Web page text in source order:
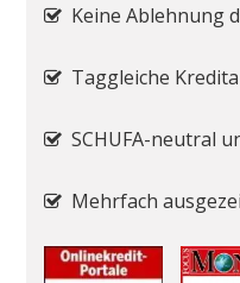
Keine Ablehnung
Taggleiche
SCHUFA-neutral
Mehrfach